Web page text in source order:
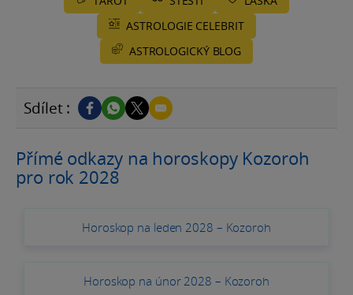
ASTROLOGIE CELEBRIT
ASTROLOGICKÝ BLOG
Sdílet :
Přímé odkazy na horoskopy Kozoroh
pro rok 2028
Horoskop na leden 2028 – Kozoroh
Horoskop na únor 2028 – Kozoroh